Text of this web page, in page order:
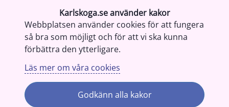
Karlskoga.se använder kakor
Webbplatsen använder cookies för att fungera
så bra som möjligt och för att vi ska kunna
förbättra den ytterligare.
Läs mer om våra cookies
Godkänn alla kakor